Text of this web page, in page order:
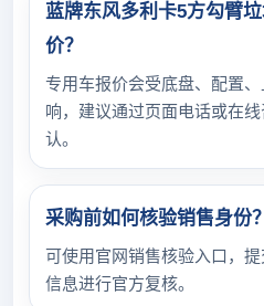
蓝牌东风多利卡5方勾臂
价？
专用车报价会受底盘、配置
响，建议通过页面电话或在
认。
采购前如何核验销售身份？
可使用官网销售核验入口，
信息进行官方复核。